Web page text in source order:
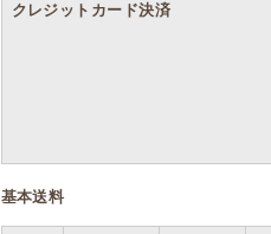
クレジットカード決済
基本送料